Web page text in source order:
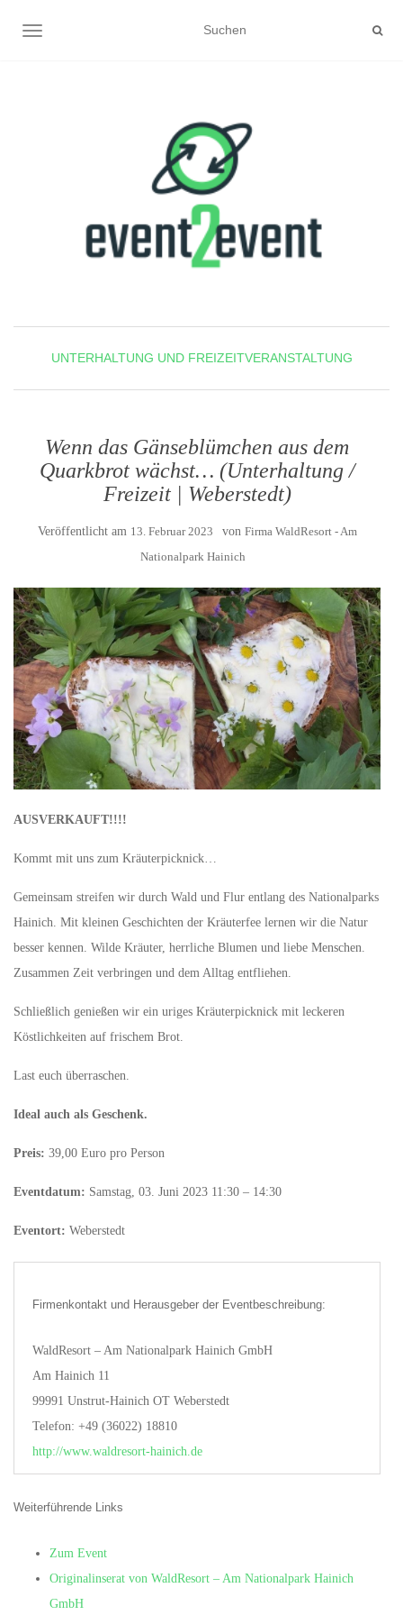
NAVIGATION UMSCHALTEN
UNTERHALTUNG UND FREIZEITVERANSTALTUNG
Wenn das Gänseblümchen aus dem
Quarkbrot wächst… (Unterhaltung /
Freizeit | Weberstedt)
Veröffentlicht am 13. Februar 2023 von Firma WaldResort - Am
Nationalpark Hainich
AUSVERKAUFT!!!!
Kommt mit uns zum Kräuterpicknick…
Gemeinsam streifen wir durch Wald und Flur entlang des Nationalparks
Hainich. Mit kleinen Geschichten der Kräuterfee lernen wir die Natur
besser kennen. Wilde Kräuter, herrliche Blumen und liebe Menschen.
Zusammen Zeit verbringen und dem Alltag entfliehen.
Schließlich genießen wir ein uriges Kräuterpicknick mit leckeren
Köstlichkeiten auf frischem Brot.
Last euch überraschen.
Ideal auch als Geschenk.
Preis: 39,00 Euro pro Person
Eventdatum: Samstag, 03. Juni 2023 11:30 – 14:30
Eventort: Weberstedt
Firmenkontakt und Herausgeber der Eventbeschreibung:
WaldResort – Am Nationalpark Hainich GmbH
Am Hainich 11
99991 Unstrut-Hainich OT Weberstedt
Telefon: +49 (36022) 18810
http://www.waldresort-hainich.de
Weiterführende Links
Zum Event
Originalinserat von WaldResort – Am Nationalpark Hainich
GmbH